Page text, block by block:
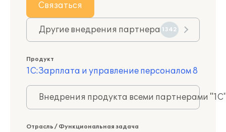
Связаться
Другие внедрения партнера 1342
Продукт
1С:Зарплата и управление персоналом 8
Внедрения продукта всеми партнерами
Отрасль / Функциональная задача